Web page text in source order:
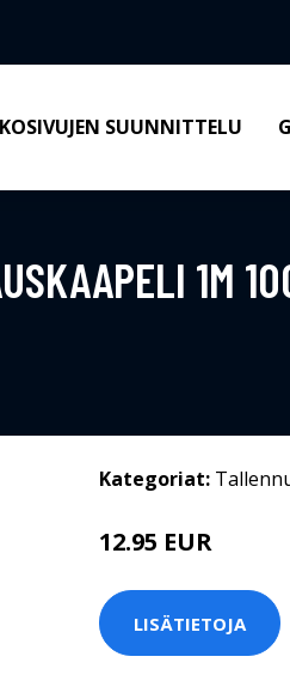
SUUNNITTELU
1M
Kategoriat:
12.95 EUR
LISÄTIETOJA